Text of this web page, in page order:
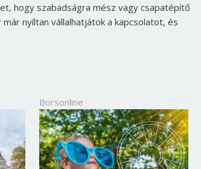
hogy szabadságra mész vagy csapatépítő
nyíltan vállalhatjátok a kapcsolatot, és
Borsonline